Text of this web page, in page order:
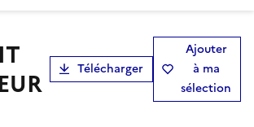
Télécharger
Ajouter
à ma
sélection